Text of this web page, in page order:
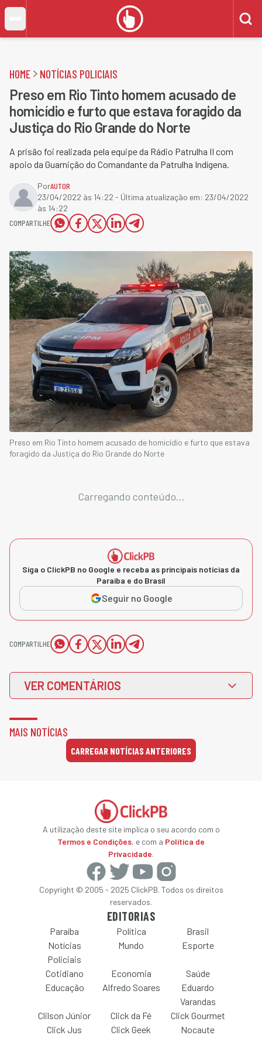
HOME NOTÍCIAS POLICIAIS
Preso em Rio Tinto homem acusado de
homicídio e furto que estava foragido da
Justiça do Rio Grande do Norte
A prisão foi realizada pela equipe da Rádio Patrulha II com
apoio da Guarnição do Comandante da Patrulha Indígena.
PorAUTOR
23/04/2022 às 14:22 - Última atualização em: 23/04/2022
às 14:22
COMPARTILHE
Preso em Rio Tinto homem acusado de homicídio e furto que estava
foragido da Justiça do Rio Grande do Norte
Carregando conteúdo...
Siga o ClickPB no Google e receba as principais notícias da
Paraíba e do Brasil
Seguir no Google
COMPARTILHE
VER COMENTÁRIOS
MAIS NOTÍCIAS
CARREGAR NOTÍCIAS ANTERIORES
A utilização deste site implica o seu acordo com o
Termos e Condições, e com a Política de
Privacidade.
Copyright © 2005 - 2025 ClickPB. Todos os direitos
reservados.
EDITORIAS
Paraíba Política
Brasil
Notícias
Policiais
Mundo Esporte
Cotidiano Economia
Saúde
Educação
Alfredo Soares
Eduardo
Varandas
Clilson Júnior
Click da Fé
Click Gourmet
Click Jus
Click Geek Nocaute